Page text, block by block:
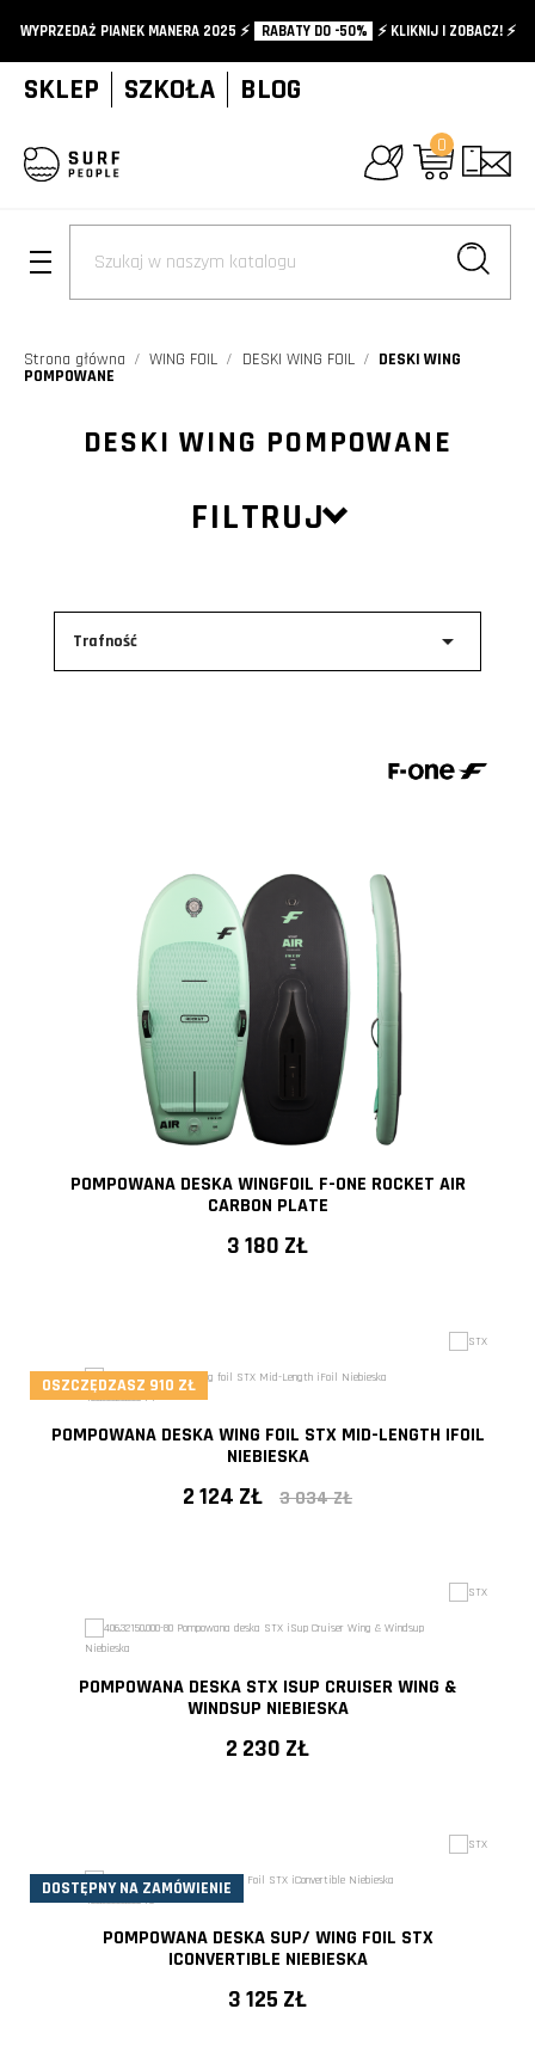
WYPRZEDAŻ PIANEK MANERA 2025 ⚡️ RABATY DO -50% ⚡️ KLIKNIJ I ZOBACZ! ⚡️
SKLEP SZKOŁA BLOG
0
+
Strona główna WING FOIL DESKI WING FOIL DESKI WING
POMPOWANE
FILTRUJ
DESKI WING POMPOWANE
Trafność 
POMPOWANA DESKA WINGFOIL F-ONE ROCKET AIR
CARBON PLATE
3 180 ZŁ
POMPOWANA DESKA WING FOIL STX MID-LENGTH IFOIL
NIEBIESKA
2 124 ZŁ 3 034 ZŁ
OSZCZĘDZASZ 910 ZŁ
POMPOWANA DESKA STX ISUP CRUISER WING &
WINDSUP NIEBIESKA
2 230 ZŁ
POMPOWANA DESKA SUP/ WING FOIL STX
ICONVERTIBLE NIEBIESKA
3 125 ZŁ
DOSTĘPNY NA ZAMÓWIENIE